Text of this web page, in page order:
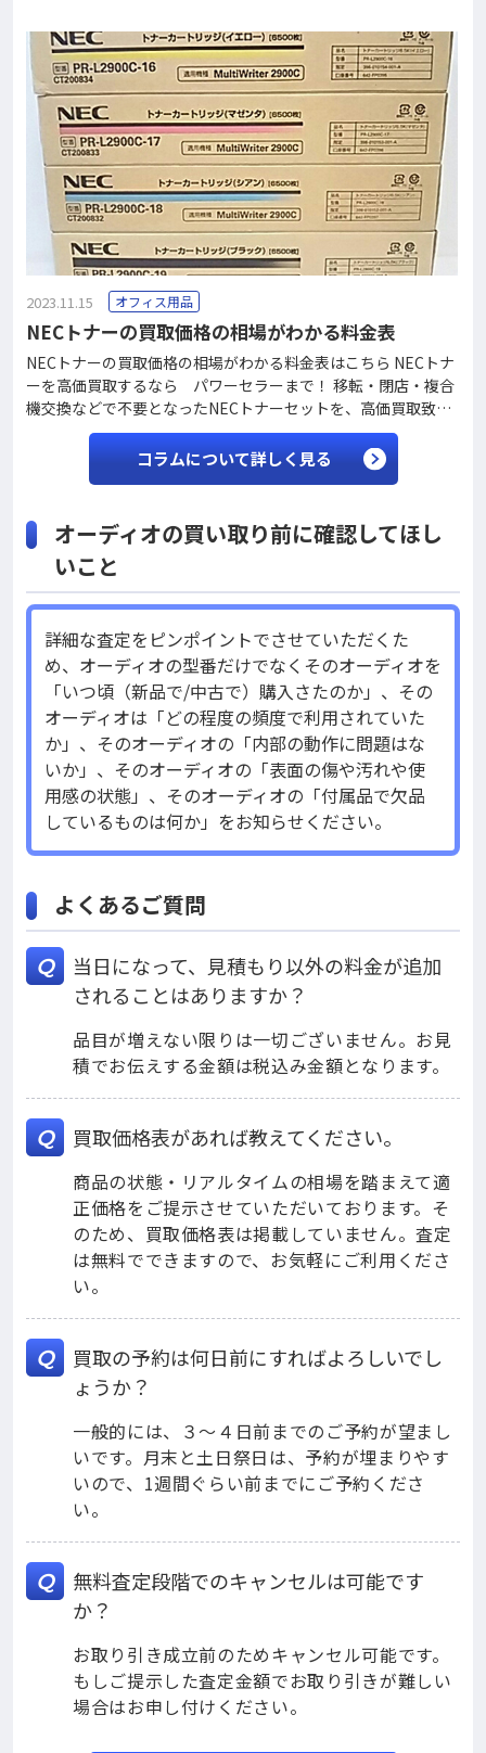
「宅配買取」があります。 関東圏（東京・神奈川・千葉・埼
玉）のお客様なら「出張買取」が可能です。 毎日15台ほどの当
社トラックが対象エリアを巡回中。ご連絡くださればすぐに対
応致します。 その他のエリアのお客様なら「宅配買取」にて受
付中。 全国どこでも買取致します。当社に着払いにてお送りく
ださい。 詳しくはお電話0120-37-2060まで。 コニカミノルタ
純正トナーの買取価格相場表（4色4本） 型番金額TN2133,500
円TN2167,000円TN22111,200円TN3121,400円TN
2023.11.15 オフィス用品
NECトナーの買取価格の相場がわかる料金表
NECトナーの買取価格の相場がわかる料金表はこちら NECトナ
ーを高価買取するなら パワーセラーまで！ 移転・閉店・複合
機交換などで不要となったNECトナーセットを、高価買取致し
京・神奈川・埼玉・千葉）のお客様は「出張買取」致します★
ご連絡いただければ、即日買取・その場で現金化が可能です。
ので、臨機応変に対応致します。 ♪「宅配買取」なら全国どこ
でもトナーを買取致します♪ 当社にて着払いにてお送りくださ
れば、どこでも買取が可能です。 ぜひお気軽にご連絡くださ
い！ NEC純正トナーの買取価格相場表（4色4本） 型番金額PR-
L1700C-16〜194,900円PR-L2900C-16〜197,00
コラムについて詳しく見る
オーディオの買い取り前に確認してほし
いこと
詳細な査定をピンポイントでさせていただくた
め、オーディオの型番だけでなくそのオーディオを
「いつ頃（新品で/中古で）購入さたのか」、その
オーディオは「どの程度の頻度で利用されていた
か」、そのオーディオの「内部の動作に問題はな
いか」、そのオーディオの「表面の傷や汚れや使
用感の状態」、そのオーディオの「付属品で欠品
しているものは何か」をお知らせください。
よくあるご質問
Q
当日になって、見積もり以外の料金が追加
されることはありますか？
品目が増えない限りは一切ございません。お見
積でお伝えする金額は税込み金額となります。
Q 買取価格表があれば教えてください。
商品の状態・リアルタイムの相場を踏まえて適
正価格をご提示させていただいております。そ
のため、買取価格表は掲載していません。査定
は無料でできますので、お気軽にご利用くださ
い。
Q
買取の予約は何日前にすればよろしいでし
ょうか？
一般的には、３～４日前までのご予約が望まし
いです。月末と土日祭日は、予約が埋まりやす
いので、1週間ぐらい前までにご予約くださ
い。
Q
無料査定段階でのキャンセルは可能です
か？
お取り引き成立前のためキャンセル可能です。
もしご提示した査定金額でお取り引きが難しい
場合はお申し付けください。